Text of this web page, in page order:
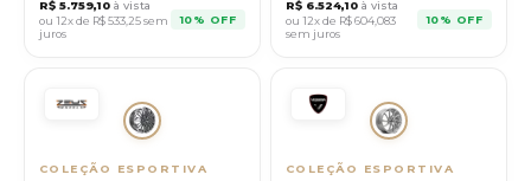
R$ 5.759,10 à vista
ou 12x de R$533,25sem
juros
10% OFF
R$ 6.524,10 à vista
ou 12x de R$604,083
sem juros
10% OFF
COLEÇÃO ESPORTIVA COLEÇÃO ESPORTIVA